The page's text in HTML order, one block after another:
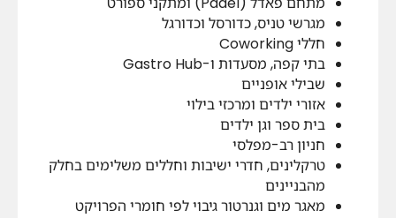
מגרשי טניס, כדורסל וכדורגל
חללי Coworking
בתי קפה, מסעדות ו-Gastro Hub
שבילי אופניים
אזורי ילדים ומרכזי בילוי
בית ספר וגן ילדים
חניון רב-מפלסי
טרקלינים, חדרי ישיבות וחללים משלימים בחלק
מהבניינים
מאגר מים וגנרטור גיבוי לפי חומרי הפרויקט